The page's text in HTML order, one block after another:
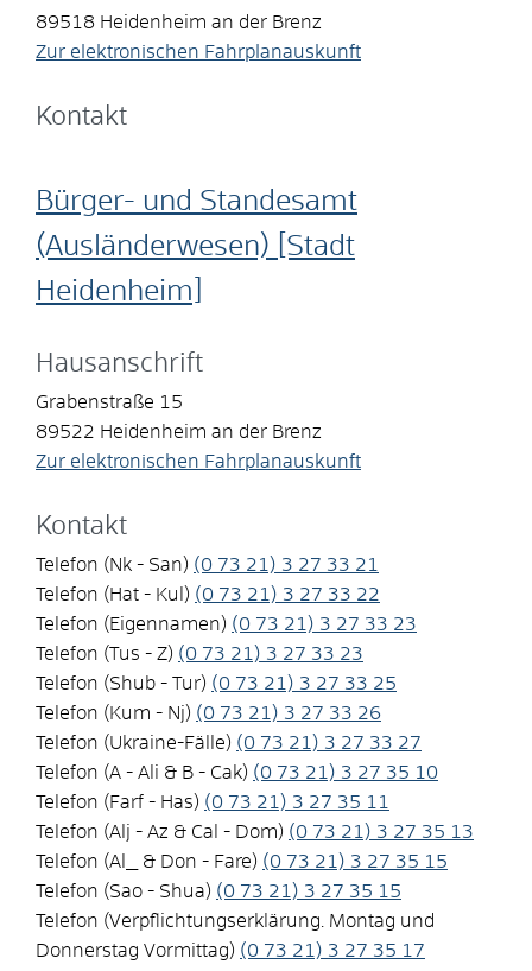
89518 Heidenheim an der Brenz
Zur elektronischen Fahrplanauskunft
Kontakt
Bürger- und Standesamt
(Ausländerwesen) [Stadt
Heidenheim]
Hausanschrift
Grabenstraße 15
89522 Heidenheim an der Brenz
Zur elektronischen Fahrplanauskunft
Kontakt
Telefon (Nk - San) (0 73 21) 3 27 33 21
Telefon (Hat - Kul) (0 73 21) 3 27 33 22
Telefon (Eigennamen) (0 73 21) 3 27 33 23
Telefon (Tus - Z) (0 73 21) 3 27 33 23
Telefon (Shub - Tur) (0 73 21) 3 27 33 25
Telefon (Kum - Nj) (0 73 21) 3 27 33 26
Telefon (Ukraine-Fälle) (0 73 21) 3 27 33 27
Telefon (A - Ali & B - Cak) (0 73 21) 3 27 35 10
Telefon (Farf - Has) (0 73 21) 3 27 35 11
Telefon (Alj - Az & Cal - Dom) (0 73 21) 3 27 35 13
Telefon (Al_ & Don - Fare) (0 73 21) 3 27 35 15
Telefon (Sao - Shua) (0 73 21) 3 27 35 15
Telefon (Verpflichtungserklärung. Montag und
Donnerstag Vormittag) (0 73 21) 3 27 35 17